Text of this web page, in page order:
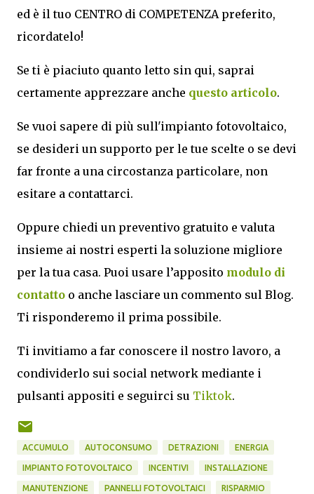
ed è il tuo CENTRO di COMPETENZA preferito,
ricordatelo!
Se ti è piaciuto quanto letto sin qui, saprai
certamente apprezzare anche questo articolo.
Se vuoi sapere di più sull'impianto fotovoltaico,
se desideri un supporto per le tue scelte o se devi
far fronte a una circostanza particolare, non
esitare a contattarci.
Oppure chiedi un preventivo gratuito e valuta
insieme ai nostri esperti la soluzione migliore
per la tua casa. Puoi usare l’apposito modulo di
contatto o anche lasciare un commento sul Blog.
Ti risponderemo il prima possibile.
Ti invitiamo a far conoscere il nostro lavoro, a
condividerlo sui social network mediante i
pulsanti appositi e seguirci su Tiktok.
ACCUMULO AUTOCONSUMO DETRAZIONI ENERGIA
IMPIANTO FOTOVOLTAICO INCENTIVI INSTALLAZIONE
MANUTENZIONE PANNELLI FOTOVOLTAICI RISPARMIO